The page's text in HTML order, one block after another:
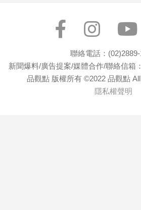
聯絡電話：
新聞爆料/廣告提案/媒體合作/聯絡信箱
品觀點 版權所有 ©2022 品觀點
隱私權聲明